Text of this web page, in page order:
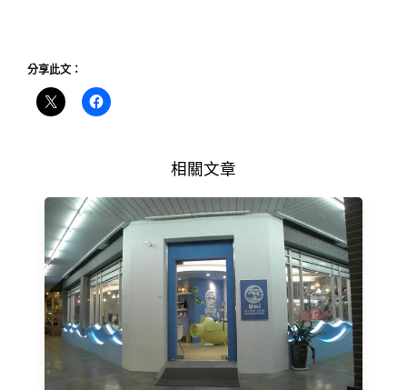
分享此文：
相關文章